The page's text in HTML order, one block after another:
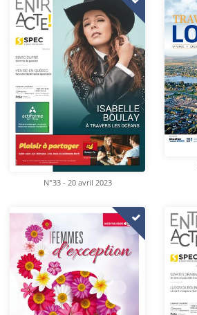
N°33 - 20 avril 2023